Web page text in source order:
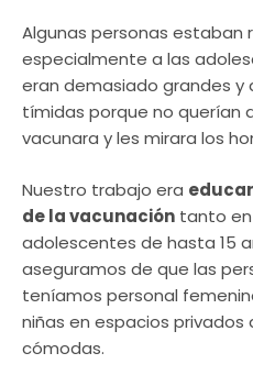
Algunas personas estaban
especialmente a las
eran demasiado grandes y
tímidas porque no querían
vacunara y les mirara los
Nuestro trabajo era
de la vacunación tanto
adolescentes de hasta 15
aseguramos de que las
teníamos personal
niñas en espacios
cómodas.